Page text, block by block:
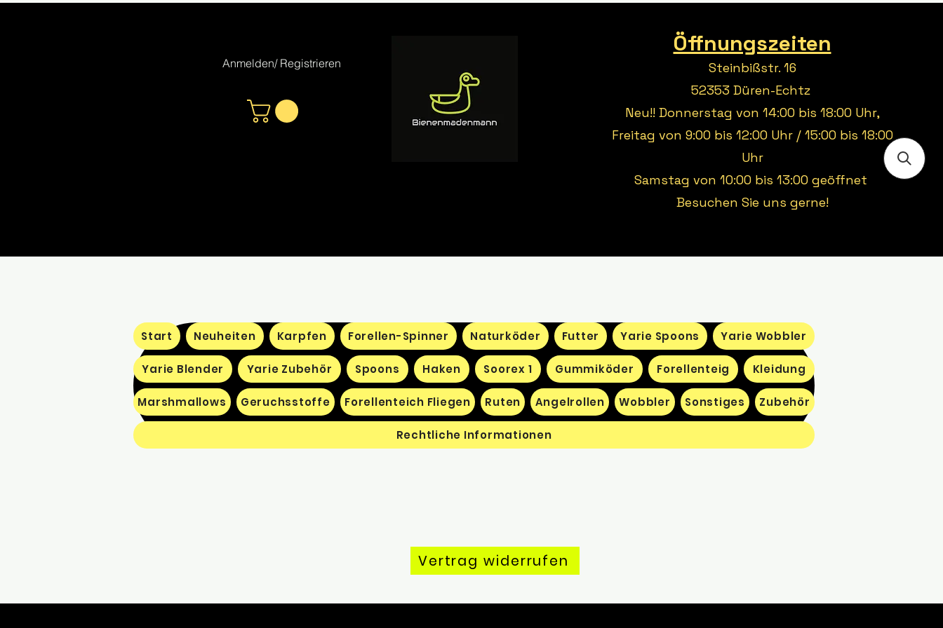
Anmelden/ Registrieren
Öffnungszeiten
Steinbißstr. 16
52353 Düren-Echtz
Neu!! Donnerstag von 14:00 bis 18:00 Uhr,
Freitag von 9:00 bis 12:00 Uhr / 15:00 bis 18:00
Uhr
Samstag von 10:00 bis 13:00 geöffnet
Besuchen Sie uns gerne!
Start Neuheiten Karpfen Forellen-Spinner Naturköder Futter Yarie Spoons Yarie Wobbler
Yarie Blender Yarie Zubehör Spoons Haken Soorex 1 Gummiköder Forellenteig Kleidung
Marshmallows Geruchsstoffe Forellenteich Fliegen Ruten Angelrollen Wobbler Sonstiges Zubehör
Rechtliche Informationen
Vertrag widerrufen